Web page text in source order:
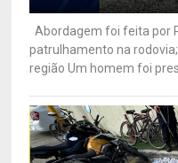
Abordagem foi feita por
patrulhamento na
região Um homem foi